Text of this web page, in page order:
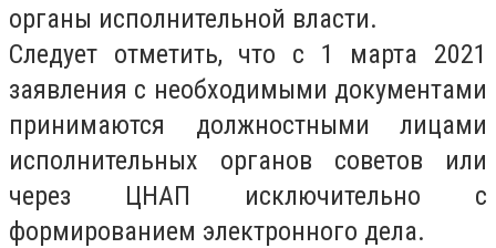
органы исполнительной власти.
Следует отметить, что с 1 марта 2021
заявления с необходимыми документами
принимаются должностными лицами
исполнительных органов советов или
через ЦНАП исключительно с
формированием электронного дела.